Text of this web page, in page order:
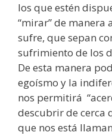
los que estén
“mirar” de manera
sufre, que sepan
sufrimiento de los
De esta manera
egoísmo y la
nos permitirá
descubrir de cerca
que nos está